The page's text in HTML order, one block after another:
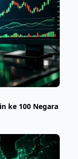
ke 100 Negara